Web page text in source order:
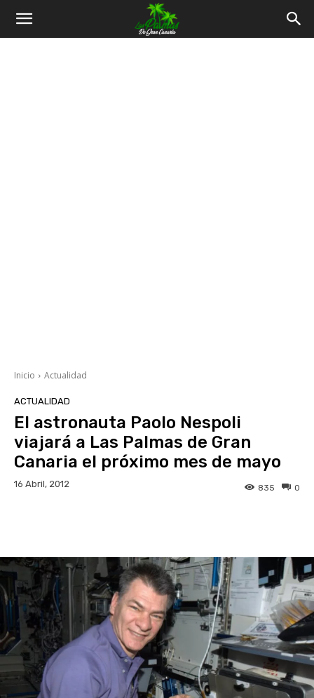
Inicio Actualidad
ACTUALIDAD
El astronauta Paolo Nespoli
viajará a Las Palmas de Gran
Canaria el próximo mes de mayo
16 Abril, 2012 0
835